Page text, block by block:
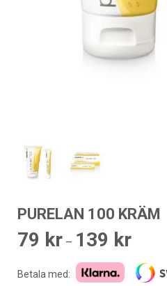
PURELAN 100 KRÄM
79 kr – 139 kr
till
Betala med: